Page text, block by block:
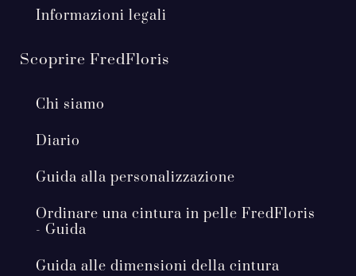
Informazioni legali
Scoprire FredFloris
Chi siamo
Diario
Guida alla personalizzazione
Ordinare una cintura in pelle FredFloris
- Guida
Guida alle dimensioni della cintura